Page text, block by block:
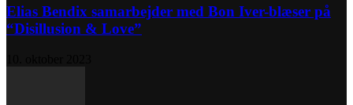
Elias Bendix samarbejder med Bon Iver-blæser på
“Disillusion & Love”